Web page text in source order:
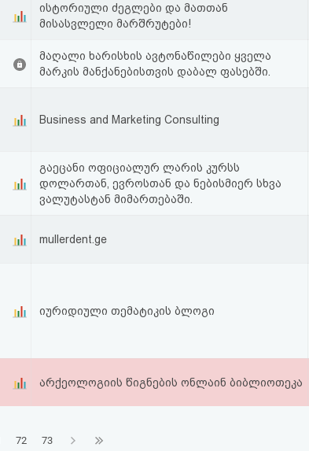
ისტორიული ძეგლები და მათთან
მისასვლელი მარშრუტები!
მაღალი ხარისხის ავტონაწილები ყველა
მარკის მანქანებისთვის დაბალ ფასებში.
Business and Marketing Consulting
გაეცანი ოფიციალურ ლარის კურსს
დოლართან, ევროსთან და ნებისმიერ სხვა
ვალუტასტან მიმართებაში.
mullerdent.ge
იურიდიული თემატიკის ბლოგი
არქეოლოგიის წიგნების ონლაინ ბიბლიოთეკა
72 73